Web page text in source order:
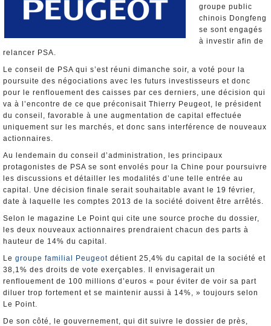
groupe public
chinois Dongfeng
se sont engagés
à investir afin de
relancer PSA.
Le conseil de PSA qui s’est réuni dimanche soir, a voté pour la
poursuite des négociations avec les futurs investisseurs et donc
pour le renflouement des caisses par ces derniers, une décision qui
va à l’encontre de ce que préconisait Thierry Peugeot, le président
du conseil, favorable à une augmentation de capital effectuée
uniquement sur les marchés, et donc sans interférence de nouveaux
actionnaires.
Au lendemain du conseil d’administration, les principaux
protagonistes de PSA se sont envolés pour la Chine pour poursuivre
les discussions et détailler les modalités d’une telle entrée au
capital. Une décision finale serait souhaitable avant le 19 février,
date à laquelle les comptes 2013 de la société doivent être arrêtés.
Selon le magazine Le Point qui cite une source proche du dossier,
les deux nouveaux actionnaires prendraient chacun des parts à
hauteur de 14% du capital.
Le groupe familial Peugeot détient 25,4% du capital de la société et
38,1% des droits de vote exerçables. Il envisagerait un
renflouement de 100 millions d’euros « pour éviter de voir sa part
diluer trop fortement et se maintenir aussi à 14%, » toujours selon
Le Point.
De son côté, le gouvernement, qui dit suivre le dossier de près,